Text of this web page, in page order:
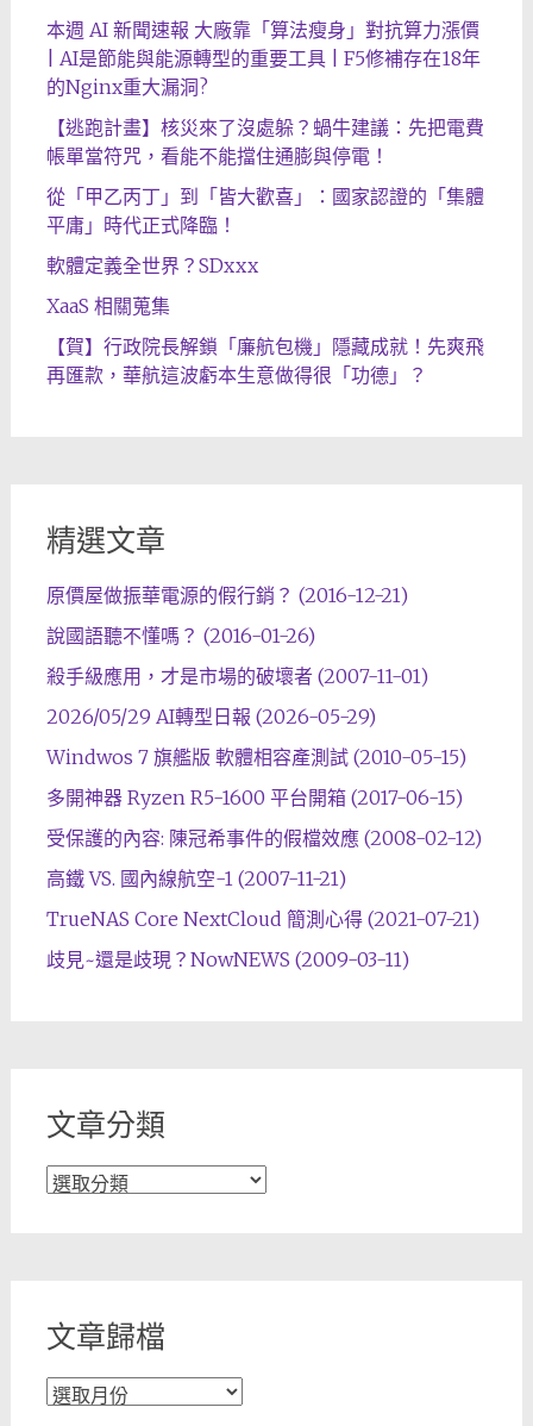
本週 AI 新聞速報 大廠靠「算法瘦身」對抗算力漲價
| AI是節能與能源轉型的重要工具 | F5修補存在18年
的Nginx重大漏洞?
【逃跑計畫】核災來了沒處躲？蝸牛建議：先把電費
帳單當符咒，看能不能擋住通膨與停電！
從「甲乙丙丁」到「皆大歡喜」：國家認證的「集體
平庸」時代正式降臨！
軟體定義全世界？SDxxx
XaaS 相關蒐集
【賀】行政院長解鎖「廉航包機」隱藏成就！先爽飛
再匯款，華航這波虧本生意做得很「功德」？
精選文章
原價屋做振華電源的假行銷？ (2016-12-21)
說國語聽不懂嗎？ (2016-01-26)
殺手級應用，才是市場的破壞者 (2007-11-01)
2026/05/29 AI轉型日報 (2026-05-29)
Windwos 7 旗艦版 軟體相容產測試 (2010-05-15)
多開神器 Ryzen R5-1600 平台開箱 (2017-06-15)
受保護的內容: 陳冠希事件的假檔效應 (2008-02-12)
高鐵 VS. 國內線航空-1 (2007-11-21)
TrueNAS Core NextCloud 簡測心得 (2021-07-21)
歧見~還是歧現？NowNEWS (2009-03-11)
文章分類
文
文章歸檔
文